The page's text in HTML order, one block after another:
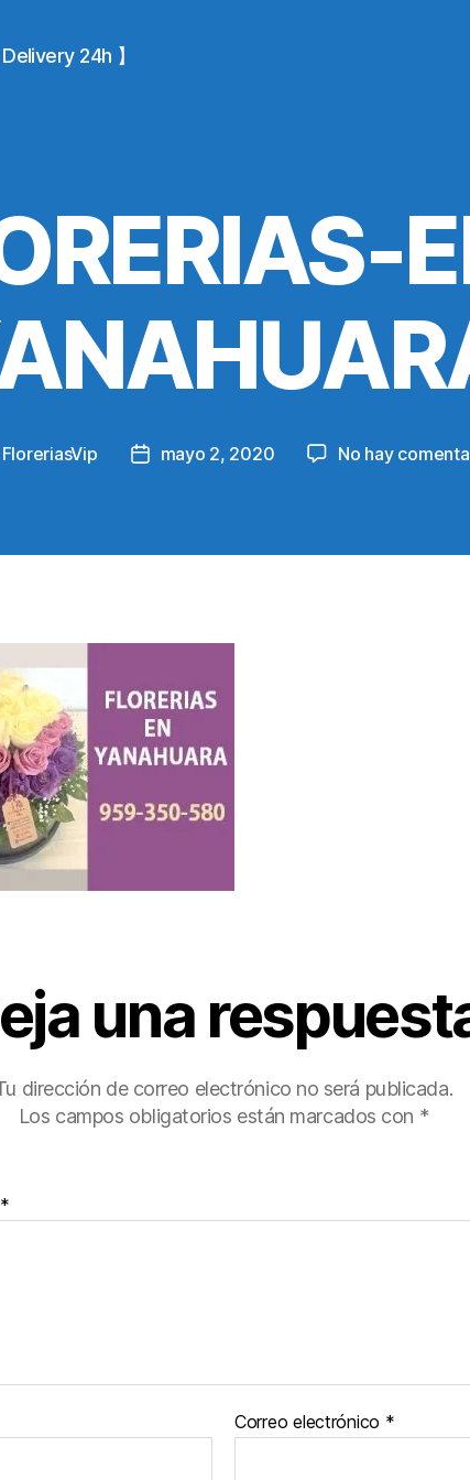
24h 】
FloreriasVip
Postmayo 2, 2020 No hay
una
dirección de correo electrónico no será publicada.
Los campos obligatorios están marcados con *
*
Correo electrónico *